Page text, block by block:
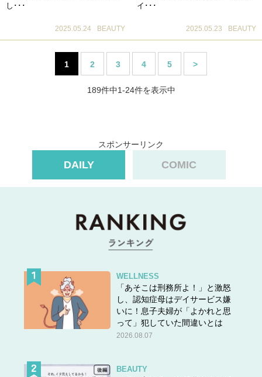
し･･･
2025.05.24 BEAUTY
イ･･･
2025.05.23 BEAUTY
1 2 3 4 5 >
189件中1-24件を表示中
スポンサーリンク
DAILY COMIC
WELLNESS
「あそこは刑務所よ！」と激怒
し、認知症母はデイサービス嫌
いに！息子夫婦が「よかれと思
って」犯していた間違いとは
2026.08.07
BEAUTY